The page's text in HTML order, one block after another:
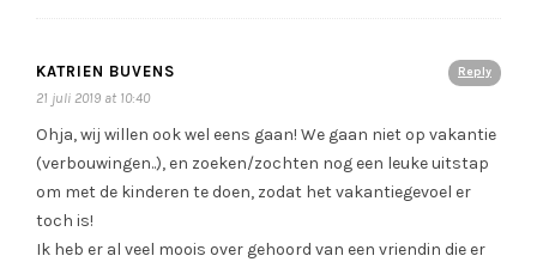
Reply
KATRIEN BUVENS
21 juli 2019 at 10:40
Ohja, wij willen ook wel eens gaan! We gaan niet op vakantie
(verbouwingen..), en zoeken/zochten nog een leuke uitstap
om met de kinderen te doen, zodat het vakantiegevoel er
toch is!
Ik heb er al veel moois over gehoord van een vriendin die er